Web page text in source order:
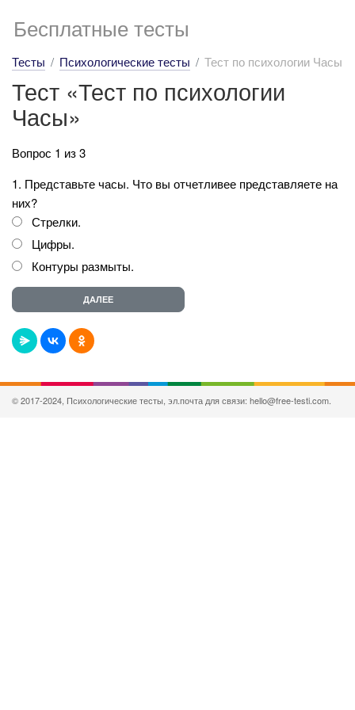
Бесплатные тесты
Тесты Психологические тесты Тест по психологии Часы
Тест «Тест по психологии
Часы»
Вопрос 1 из 3
1. Представьте часы. Что вы отчетливее представляете на
них?
Стрелки.
Цифры.
Контуры размыты.
© 2017-2024, Психологические тесты, эл.почта для связи: hello@free-testi.com.